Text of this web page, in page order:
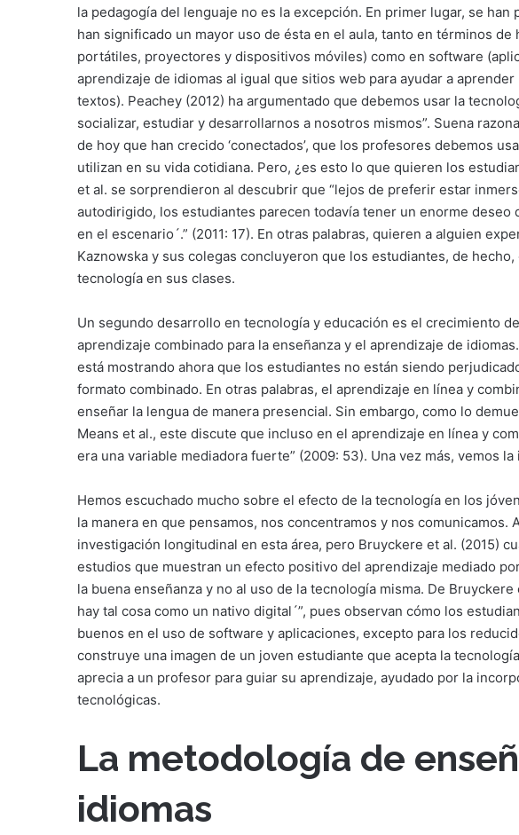
la pedagogía del lenguaje no es la excepción. En primer lugar, se
han significado un mayor uso de ésta en el aula, tanto en términos
portátiles, proyectores y dispositivos móviles) como en software
aprendizaje de idiomas al igual que sitios web para ayudar a
textos). Peachey (2012) ha argumentado que debemos usar la
socializar, estudiar y desarrollarnos a nosotros mismos”. Suena
de hoy que han crecido ‘conectados’, que los profesores debemos
utilizan en su vida cotidiana. Pero, ¿es esto lo que quieren los
et al. se sorprendieron al descubrir que “lejos de preferir estar
autodirigido, los estudiantes parecen todavía tener un enorme deseo
en el escenario´.” (2011: 17). En otras palabras, quieren a alguien
Kaznowska y sus colegas concluyeron que los estudiantes, de
tecnología en sus clases.
Un segundo desarrollo en tecnología y educación es el crecimiento
aprendizaje combinado para la enseñanza y el aprendizaje de
está mostrando ahora que los estudiantes no están siendo
formato combinado. En otras palabras, el aprendizaje en línea y
enseñar la lengua de manera presencial. Sin embargo, como lo
Means et al., este discute que incluso en el aprendizaje en línea y
era una variable mediadora fuerte” (2009: 53). Una vez más, vemos
Hemos escuchado mucho sobre el efecto de la tecnología en los
la manera en que pensamos, nos concentramos y nos comunicamos.
investigación longitudinal en esta área, pero Bruyckere et al. (2015)
estudios que muestran un efecto positivo del aprendizaje mediado
la buena enseñanza y no al uso de la tecnología misma. De
hay tal cosa como un nativo digital´”, pues observan cómo los
buenos en el uso de software y aplicaciones, excepto para los
construye una imagen de un joven estudiante que acepta la
aprecia a un profesor para guiar su aprendizaje, ayudado por la
tecnológicas.
La metodología de
idiomas